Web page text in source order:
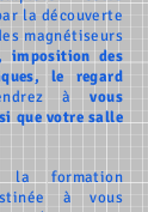
la découverte
magnétiseurs
imposition des
le regard
à vous
que votre salle
la formation
à vous